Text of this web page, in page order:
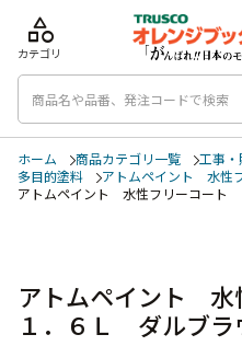
category
カテゴリ
ホーム 商品カテゴリ一覧 工事
多目的塗料
アトムペイント 水性
アトムペイント 水性フリーコー
アトムペイント 水
１．６Ｌ ダルブ